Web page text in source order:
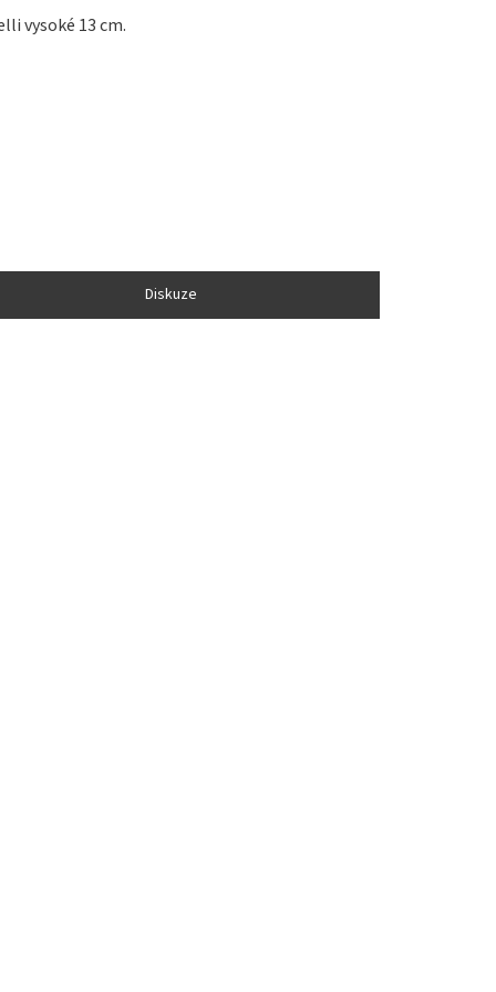
vysoké 13 cm.
Diskuze